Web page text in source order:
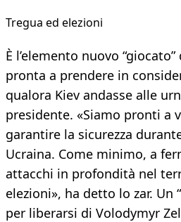
Tregua ed elezioni
È l’elemento nuovo
pronta a prendere in
qualora Kiev andasse alle
presidente. «Siamo pronti a
garantire la sicurezza
Ucraina. Come minimo, a
attacchi in profondità nel
elezioni», ha detto lo zar. Un
per liberarsi di Volodymyr